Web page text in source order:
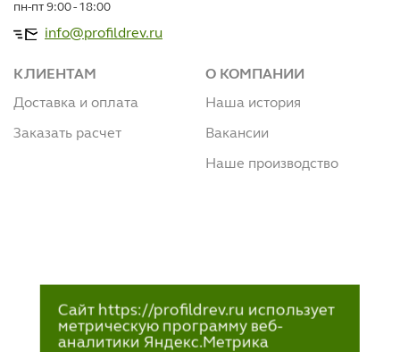
пн-пт 9:00 - 18:00
info@profildrev.ru
КЛИЕНТАМ
Доставка и оплата
Заказать расчет
О КОМПАНИИ
Наша история
Вакансии
Наше производство
Сайт https://profildrev.ru использует
метрическую программу веб-
аналитики Яндекс.Метрика